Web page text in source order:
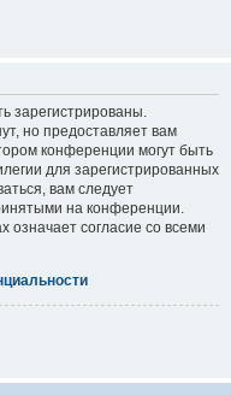
зарегистрированы.
но предоставляет вам
конференции могут быть
для зарегистрированных
вам следует
на конференции.
означает согласие со всеми